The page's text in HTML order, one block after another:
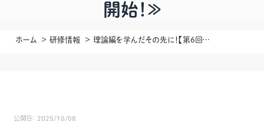
開始！≫
ホーム 研修情報 理論編を学んだその先に！【第6回キャリアカウンセリング実践編】≪10/15(水)申し込み開始！≫
公開日： 2025/10/08